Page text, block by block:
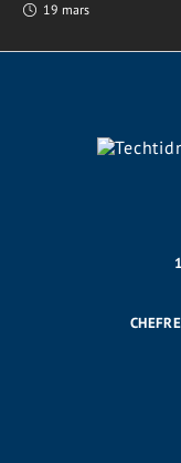
19 mars